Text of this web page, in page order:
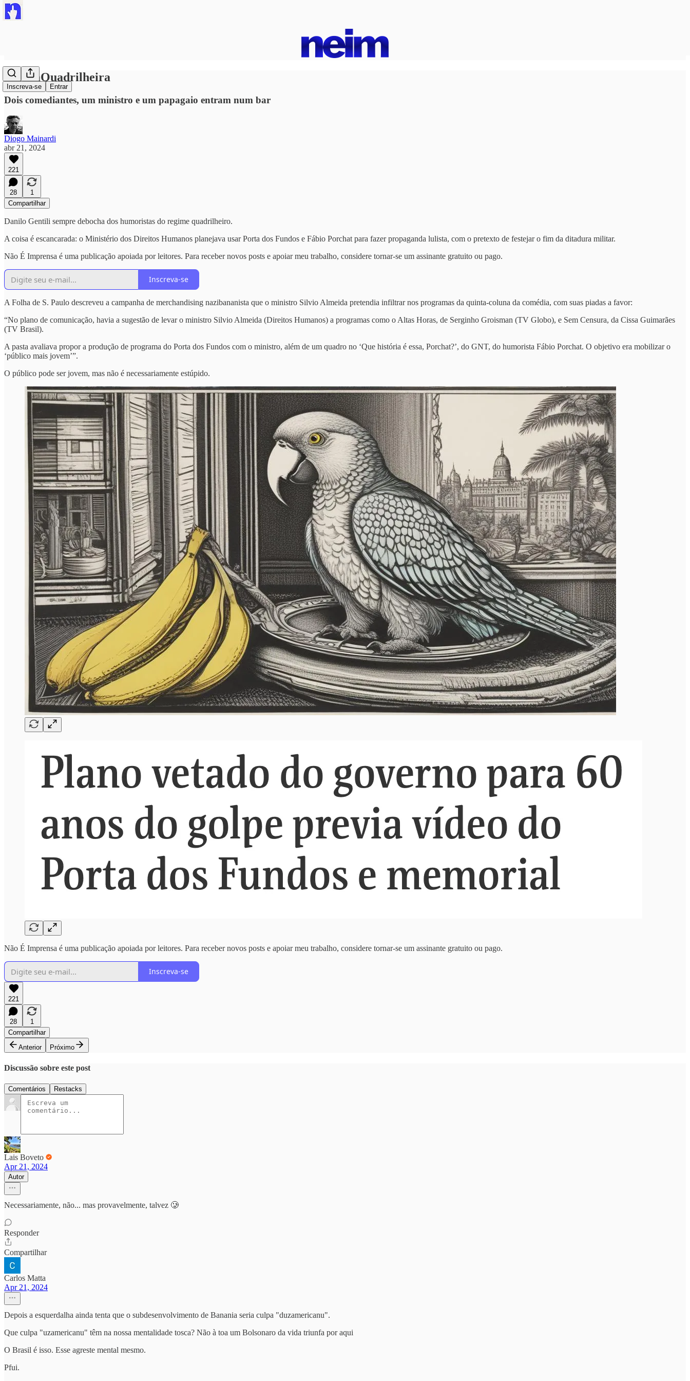
Inscreva-se Entrar
#PiadaQuadrilheira
Dois comediantes, um ministro e um papagaio entram num bar
Diogo Mainardi
abr 21, 2024
221
28
1
Compartilhar
Danilo Gentili sempre debocha dos humoristas do regime quadrilheiro.
A coisa é escancarada: o Ministério dos Direitos Humanos planejava usar Porta dos Fundos e Fábio Porchat para fazer propaganda lulista, com o pretexto de festejar o fim da ditadura militar.
Não É Imprensa é uma publicação apoiada por leitores. Para receber novos posts e apoiar meu trabalho, considere tornar-se um assinante gratuito ou pago.
Inscreva-se
A Folha de S. Paulo descreveu a campanha de merchandising nazibananista que o ministro Silvio Almeida pretendia infiltrar nos programas da quinta-coluna da comédia, com suas piadas a favor:
“No plano de comunicação, havia a sugestão de levar o ministro Silvio Almeida (Direitos Humanos) a programas como o Altas Horas, de Serginho Groisman (TV Globo), e Sem Censura, da Cissa Guimarães
(TV Brasil).
A pasta avaliava propor a produção de programa do Porta dos Fundos com o ministro, além de um quadro no ‘Que história é essa, Porchat?’, do GNT, do humorista Fábio Porchat. O objetivo era mobilizar o
‘público mais jovem’”.
O público pode ser jovem, mas não é necessariamente estúpido.
Não É Imprensa é uma publicação apoiada por leitores. Para receber novos posts e apoiar meu trabalho, considere tornar-se um assinante gratuito ou pago.
Inscreva-se
221
28
1
Compartilhar
Anterior
Próximo
Discussão sobre este post
Comentários Restacks
Lais Boveto
Apr 21, 2024
Autor
Necessariamente, não... mas provavelmente, talvez 🥲
Responder
Compartilhar
Carlos Matta
Apr 21, 2024
Depois a esquerdalha ainda tenta que o subdesenvolvimento de Banania seria culpa "duzamericanu".
Que culpa "uzamericanu" têm na nossa mentalidade tosca? Não à toa um Bolsonaro da vida triunfa por aqui
O Brasil é isso. Esse agreste mental mesmo.
Pfui.